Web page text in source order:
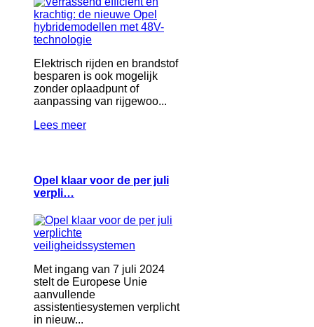
Elektrisch rijden en brandstof
besparen is ook mogelijk
zonder oplaadpunt of
aanpassing van rijgewoo...
Lees meer
Opel klaar voor de per juli
verpli…
Met ingang van 7 juli 2024
stelt de Europese Unie
aanvullende
assistentiesystemen verplicht
in nieuw...